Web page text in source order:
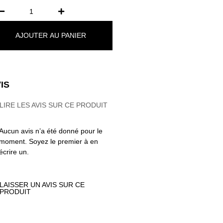
AJOUTER AU PANIER
LES AVIS SUR CE PRODUIT
avis n’a été donné pour le
Soyez le premier à en
un.
UN AVIS SUR CE